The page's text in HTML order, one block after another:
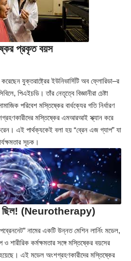
প্রকৃত বয়স
যুক্তরাষ্ট্রের ইউনিভার্সিটি অব ফ্লোরিডা–র
পিএইচডি। তাঁর নেতৃত্বে বিজ্ঞানীরা চেষ্টা
পরিবেশ মস্তিষ্কের বার্ধক্যের গতি নির্ধারণ
মস্তিষ্কের এমআরআই স্ক্যান করে
এই পার্থক্যকেই বলা হয় “ব্রেন এজ গ্যাপ” যা
সূচক।
ছিল! (Neurotherapy)
নামের একটি উন্নত মেশিন লার্নিং মডেল,
শারীরিক কর্মক্ষমতার সঙ্গে মস্তিষ্কের বয়সের
হয়েছে। এই মডেল অংশগ্রহণকারীদের মস্তিষ্কের